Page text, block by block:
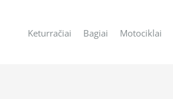
Keturračiai Bagiai Motociklai